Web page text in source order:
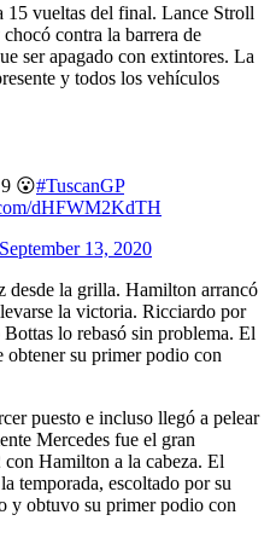
15 vueltas del final. Lance Stroll
contra la barrera de
ser apagado con extintores. La
y todos los vehículos
9 😮#TuscanGP
dHFWM2KdTH
September 13, 2020
desde la grilla. Hamilton arrancó
la victoria. Ricciardo por
lo rebasó sin problema. El
su primer podio con
puesto e incluso llegó a pelear
Mercedes fue el gran
Hamilton a la cabeza. El
temporada, escoltado por su
y obtuvo su primer podio con